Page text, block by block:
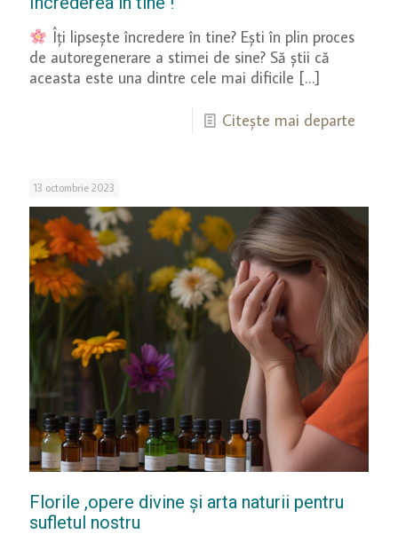
Îți lipsește încredere în tine? Eşti în plin proces
de autoregenerare a stimei de sine? Să ştii că
aceasta este una dintre cele mai dificile […]
Citește mai departe
13 octombrie 2023
Florile ,opere divine și arta naturii pentru
sufletul nostru